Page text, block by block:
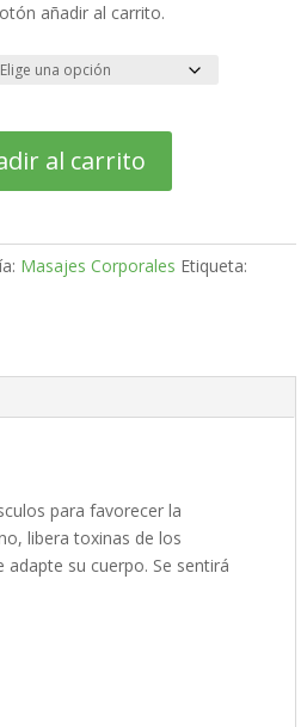
desde
69,00 €
hasta
añadir al carrito.
al carrito
Masajes Corporales Etiqueta:
para favorecer la
libera toxinas de los
su cuerpo. Se sentirá